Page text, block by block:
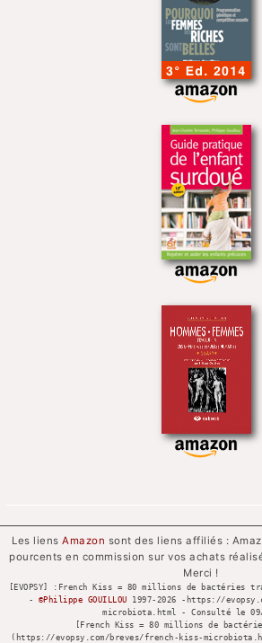
Les liensAmazon sont des liens affiliés :
pourcents en commission sur vos achats
Merci !
[EVOPSY] :French Kiss = 80 millions de bactéries
- ©Philippe GOUILLOU 1997-2026 -https://
microbiota.html - Consulté le
[French Kiss = 80 millions de
(https://evopsy.com/breves/french-kiss-